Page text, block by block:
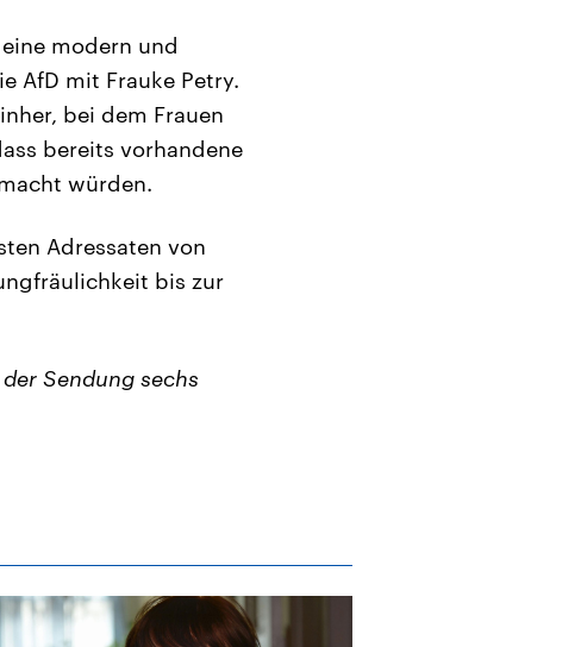
modern und
AfD mit Frauke Petry.
bei dem Frauen
bereits vorhandene
würden.
Adressaten von
bis zur
Sendung sechs